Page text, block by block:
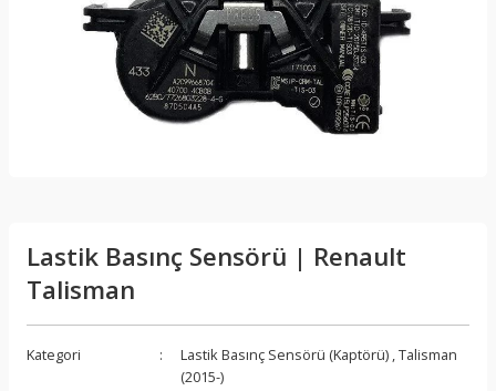
Lastik Basınç Sensörü | Renault
Talisman
Kategori Lastik Basınç Sensörü (Kaptörü) ,Talisman
(2015-)